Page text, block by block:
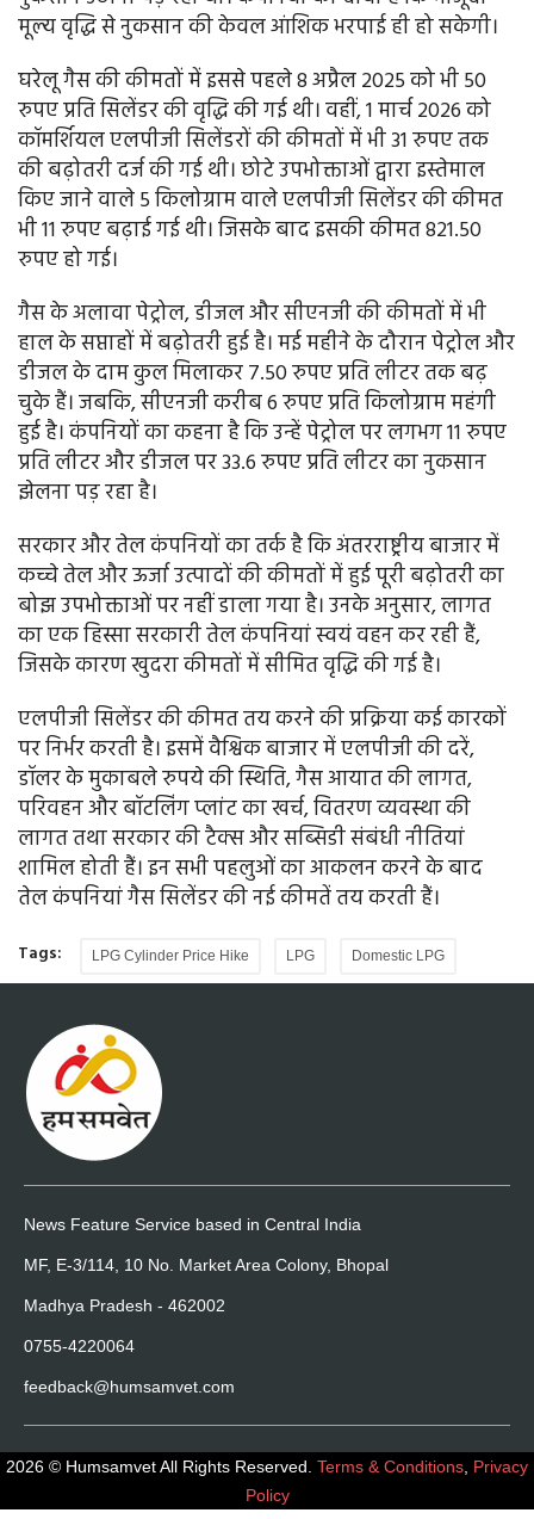
मूल्य वृद्धि से नुकसान की केवल आंशिक भरपाई ही हो सकेगी।
घरेलू गैस की कीमतों में इससे पहले 8 अप्रैल 2025 को भी 50
रुपए प्रति सिलेंडर की वृद्धि की गई थी। वहीं, 1 मार्च 2026 को
कॉमर्शियल एलपीजी सिलेंडरों की कीमतों में भी 31 रुपए तक
की बढ़ोतरी दर्ज की गई थी। छोटे उपभोक्ताओं द्वारा इस्तेमाल
किए जाने वाले 5 किलोग्राम वाले एलपीजी सिलेंडर की कीमत
भी 11 रुपए बढ़ाई गई थी। जिसके बाद इसकी कीमत 821.50
रुपए हो गई।
गैस के अलावा पेट्रोल, डीजल और सीएनजी की कीमतों में भी
हाल के सप्ताहों में बढ़ोतरी हुई है। मई महीने के दौरान पेट्रोल और
डीजल के दाम कुल मिलाकर 7.50 रुपए प्रति लीटर तक बढ़
चुके हैं। जबकि, सीएनजी करीब 6 रुपए प्रति किलोग्राम महंगी
हुई है। कंपनियों का कहना है कि उन्हें पेट्रोल पर लगभग 11 रुपए
प्रति लीटर और डीजल पर 33.6 रुपए प्रति लीटर का नुकसान
झेलना पड़ रहा है।
सरकार और तेल कंपनियों का तर्क है कि अंतरराष्ट्रीय बाजार में
कच्चे तेल और ऊर्जा उत्पादों की कीमतों में हुई पूरी बढ़ोतरी का
बोझ उपभोक्ताओं पर नहीं डाला गया है। उनके अनुसार, लागत
का एक हिस्सा सरकारी तेल कंपनियां स्वयं वहन कर रही हैं,
जिसके कारण खुदरा कीमतों में सीमित वृद्धि की गई है।
एलपीजी सिलेंडर की कीमत तय करने की प्रक्रिया कई कारकों
पर निर्भर करती है। इसमें वैश्विक बाजार में एलपीजी की दरें,
डॉलर के मुकाबले रुपये की स्थिति, गैस आयात की लागत,
परिवहन और बॉटलिंग प्लांट का खर्च, वितरण व्यवस्था की
लागत तथा सरकार की टैक्स और सब्सिडी संबंधी नीतियां
शामिल होती हैं। इन सभी पहलुओं का आकलन करने के बाद
तेल कंपनियां गैस सिलेंडर की नई कीमतें तय करती हैं।
Tags: LPG Cylinder Price Hike LPG Domestic LPG
News Feature Service based in Central India
MF, E-3/114, 10 No. Market Area Colony, Bhopal
Madhya Pradesh - 462002
0755-4220064
feedback@humsamvet.com
2026 © Humsamvet All Rights Reserved. Terms & Conditions Privacy
Policy